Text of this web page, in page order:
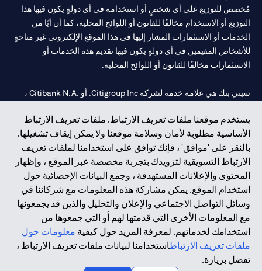
يستخدم موقعنا ملفات تعريف الارتباط. ملفات تعريف الارتباط
الأساسية مطلوبة لأمان وسلامة موقعنا ولا يمكن إيقاف تشغيلها.
بالنقر على 'موافق' ، فإنك توافق على استخدامنا لملفات تعريف
الارتباط التسويقية لتزويدك بتجربة مخصصة عبر الموقع ، وإظهار
المحتوى والإعلانات المستهدفة ، وجمع البيانات الإحصائية حول
استخدام الموقع. يمكن مشاركة هذه المعلومات مع شركائنا في
وسائل التواصل الاجتماعي والإعلان والتحليل والذين قد يجمعونها
مع المعلومات الأخرى التي قدمتها لهم أو التي جمعوها من
استخدامك لخدماتهم. لمعرفة المزيد حول كيفية معلومات حول
ملفات تعريف الارتباطاستخدامنا لبيانات ملفات تعريف الارتباط ،
تفضل بزيارة.
مُخصص للتوزيع على أي شخصٍ أو استخدامه في أي دولةٍ يكون فيها هذا
التوزيع أو الاستخدام مخالفًا للقانون أو اللوائح المحلية، كما أن أيًا من
الخدمات أو الاستثمارات المشار إليها في هذا الموقع الإلكتروني غير متاحةٍ
للأشخاص المقيمين في أي دولةٍ يكون فيها تقديم هذه الخدمات أو
الاستثمارات مخالفًا للقانون أو اللوائح المحلية.
سيتي بنك هي علامة خدمة لشركة Citigroup Inc. أو .Citibank N.A ،
سيتي بنك إن. إيه. الإمارات مسجل لدى مصرف الإمارات المركزي تحت
أرقام التراخيص 202563 لفرع الوصل في دبي، 531989 لفرع مول
الإمارات في دبي، و CN-1002019 لفرع أبوظبي. هاتف: 4000 311 04.
فرع سيتي بنك إن إيه - الإمارات العربية المتحدة مرخص من مصرف
الإمارات العربية المتحدة المركزي كفرع لبنك أجنبي.
سيتي بنك إن إيه الإمارات العربية المتحدة مرخص من هيئة الأوراق المالية
والسلع في الإمارات العربية المتحدة ("SCA") للقيام بالنشاط المالي لـ أ)
الاستشارات المالية والتعريف والترويج بموجب ترخيص رقم
20200000097 ب) وسيط تداول في الأسواق الدولية بموجب ترخيص